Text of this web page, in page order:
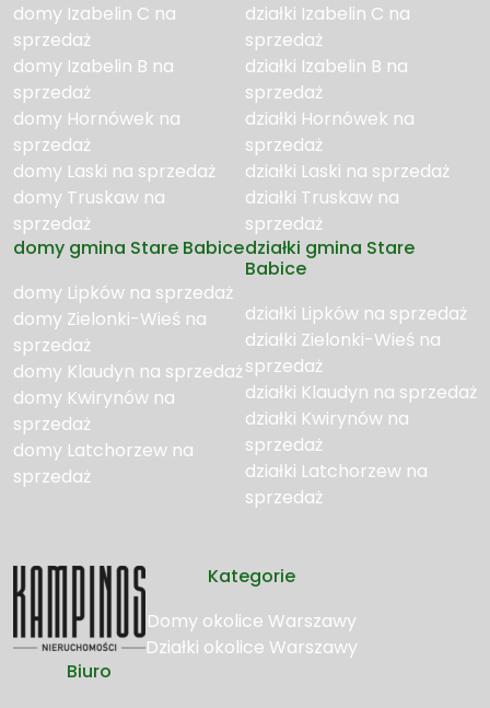
domy Izabelin C na
sprzedaż
domy Izabelin B na
sprzedaż
domy Hornówek na
sprzedaż
domy Laski na sprzedaż
domy Truskaw na
sprzedaż
działki Izabelin C na
sprzedaż
działki Izabelin B na
sprzedaż
działki Hornówek na
sprzedaż
działki Laski na sprzedaż
działki Truskaw na
sprzedaż
domy gmina Stare Babice
domy Lipków na sprzedaż
domy Zielonki-Wieś na
sprzedaż
domy Klaudyn na sprzedaż
domy Kwirynów na
sprzedaż
domy Latchorzew na
sprzedaż
działki gmina Stare
Babice
działki Lipków na sprzedaż
działki Zielonki-Wieś na
sprzedaż
działki Klaudyn na sprzedaż
działki Kwirynów na
sprzedaż
działki Latchorzew na
sprzedaż
Kategorie
Domy okolice Warszawy
Działki okolice Warszawy
Biuro